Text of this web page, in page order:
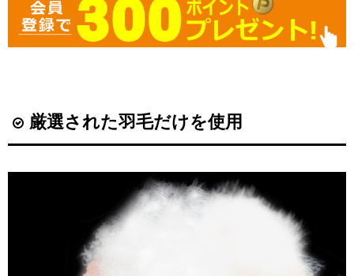
厳選された羽毛だけを使用